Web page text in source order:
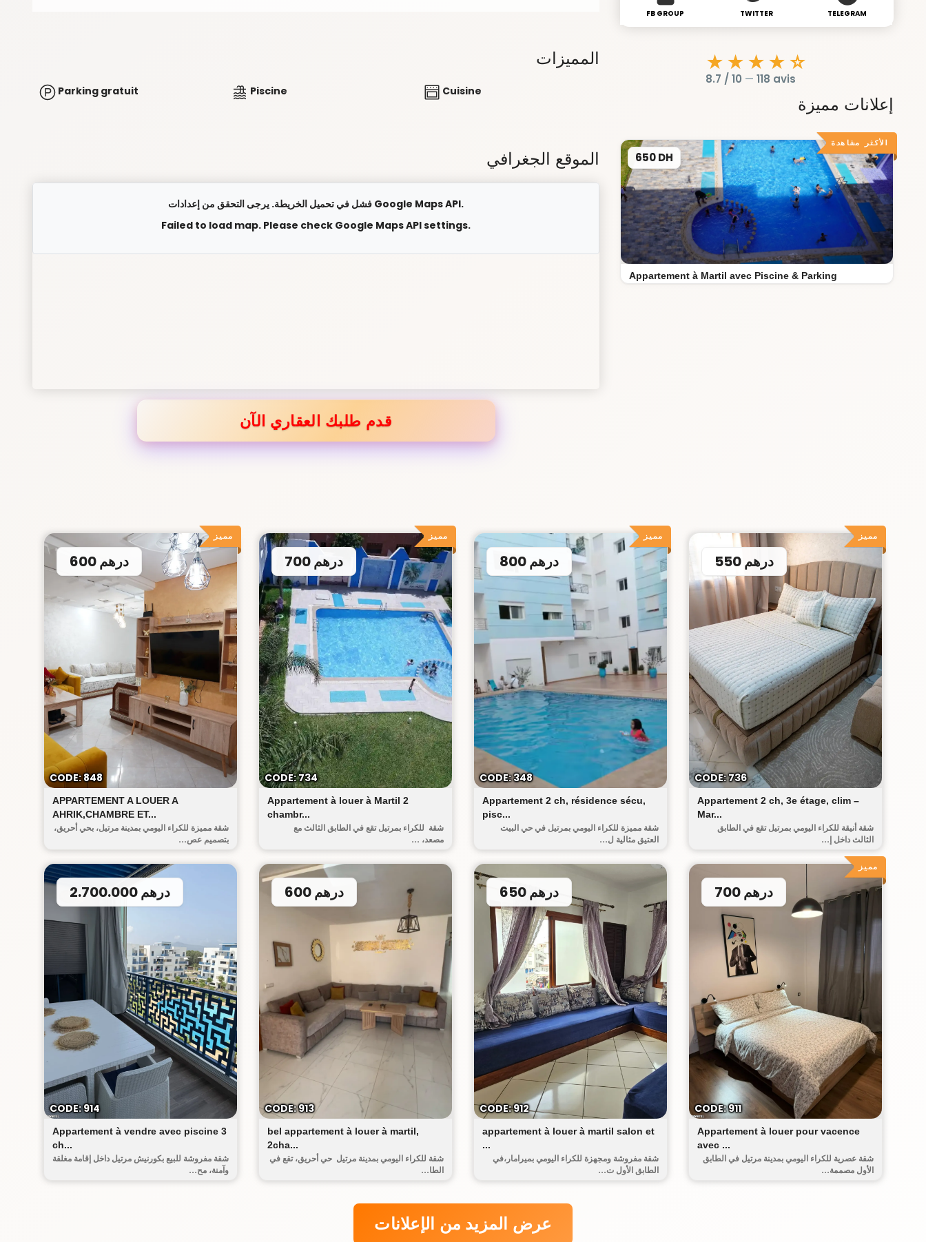
المميزات
Parking gratuit Piscine Cuisine
الموقع الجغرافي
فشل في تحميل الخريطة. يرجى التحقق من إعدادات Google Maps API.
Failed to load map. Please check Google Maps API settings.
قدم طلبك العقاري الآن
FB GROUP TWITTER TELEGRAM
★★★★☆
8.7 / 10 — 118 avis
إعلانات مميزة
الأكثر مشاهدة
650 DH
Appartement à Martil avec Piscine & Parking
مميز
أحريق
APPARTEMENT A LOUER A
AHRIK,CHAMBRE ET...
600 درهم
شقة مميزة للكراء اليومي بمدينة مرتيل، بحي أحريق،
بتصميم عص...
CODE: 848
مميز
البيت العتيق
Appartement à louer à Martil 2
chambr...
700 درهم
شقة للكراء بمرتيل تقع في الطابق الثالث مع
مصعد، ...
CODE: 734
مميز
البيت العتيق
Appartement 2 ch, résidence sécu,
pisc...
800 درهم
شقة مميزة للكراء اليومي بمرتيل في حي البيت
العتيق مثالية ل...
CODE: 348
مميز
Appartement 2 ch, 3e étage, clim –
Mar...
550 درهم
شقة أنيقة للكراء اليومي بمرتيل تقع في الطابق
الثالث داخل إ...
CODE: 736
الكورنيش
Appartement à vendre avec piscine 3
ch...
2.700.000 درهم
شقة مفروشة للبيع بكورنيش مرتيل داخل إقامة مغلقة
وآمنة، مح...
CODE: 914
أحريق
bel appartement à louer à martil,
2cha...
600 درهم
شقة للكراء اليومي بمدينة مرتيل حي أحريق، تقع في
الطا...
CODE: 913
appartement à louer à martil salon et
...
650 درهم
شقة مفروشة ومجهزة للكراء اليومي بميرامار،في
الطابق الأول ت...
CODE: 912
مميز
Appartement à louer pour vacence
avec ...
700 درهم
شقة عصرية للكراء اليومي بمدينة مرتيل في الطابق
الأول مصممة...
CODE: 911
عرض المزيد من الإعلانات